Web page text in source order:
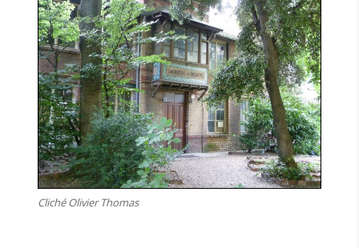
Cliché Olivier Thomas